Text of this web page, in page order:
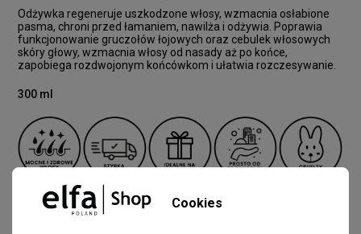
Odżywka regeneruje uszkodzone włosy, wzmacnia osłabione
pasma, chroni przed łamaniem, nawilża i odżywia. Poprawia
funkcjonowanie gruczołów łojowych oraz cebulek włosowych
skóry głowy, wzmacnia włosy od nasady aż po końce,
zapobiega rozdwojonym końcówkom i ułatwia rozczesywanie.
300 ml
Cookies